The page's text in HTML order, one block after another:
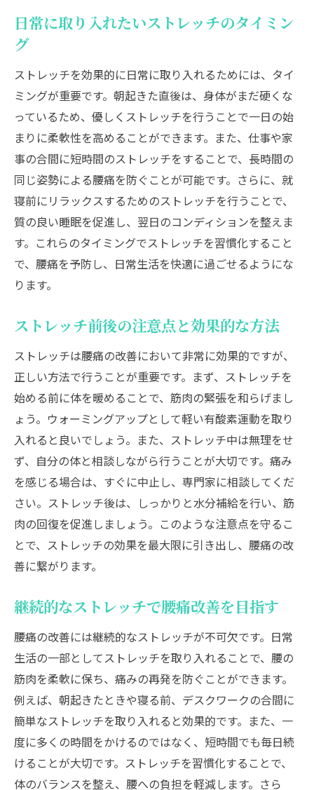
痛みを和らげるための深呼吸法
ストレッチがもたらすリラックス効果
腰痛の予兆を見逃さないためのセルフチェ
ック法
定期的にストレッチを行うメリット
腰痛予防に最適な毎日のストレッチルーチンの
作り方
ストレッチルーチンの基本的な組み立て方
朝昼晩に分けたストレッチメニュー例
週ごとに変えるストレッチプランの提案
ストレッチを習慣化するためのヒント
ストレッチパートナーを見つけて楽しく続
ける
腰痛から解放されるためのストレッチ法専門家
の推奨プラン
専門家推薦の腰痛改善ストレッチメソッド
長期間に渡る腰痛改善プランの立て方
個々の症状に合ったストレッチのアレンジ
ストレッチ後のリカバリー方法とケア
効果的なストレッチを実践するための計画
定期的なストレッチ見直しと改善の重要性
日常に取り入れたいストレッチのタイミン
グ
ストレッチを効果的に日常に取り入れるためには、タイ
ミングが重要です。朝起きた直後は、身体がまだ硬くな
っているため、優しくストレッチを行うことで一日の始
まりに柔軟性を高めることができます。また、仕事や家
事の合間に短時間のストレッチをすることで、長時間の
同じ姿勢による腰痛を防ぐことが可能です。さらに、就
寝前にリラックスするためのストレッチを行うことで、
質の良い睡眠を促進し、翌日のコンディションを整えま
す。これらのタイミングでストレッチを習慣化すること
で、腰痛を予防し、日常生活を快適に過ごせるようにな
ります。
ストレッチ前後の注意点と効果的な方法
ストレッチは腰痛の改善において非常に効果的ですが、
正しい方法で行うことが重要です。まず、ストレッチを
始める前に体を暖めることで、筋肉の緊張を和らげまし
ょう。ウォーミングアップとして軽い有酸素運動を取り
入れると良いでしょう。また、ストレッチ中は無理をせ
ず、自分の体と相談しながら行うことが大切です。痛み
を感じる場合は、すぐに中止し、専門家に相談してくだ
さい。ストレッチ後は、しっかりと水分補給を行い、筋
肉の回復を促進しましょう。このような注意点を守るこ
とで、ストレッチの効果を最大限に引き出し、腰痛の改
善に繋がります。
継続的なストレッチで腰痛改善を目指す
腰痛の改善には継続的なストレッチが不可欠です。日常
生活の一部としてストレッチを取り入れることで、腰の
筋肉を柔軟に保ち、痛みの再発を防ぐことができます。
例えば、朝起きたときや寝る前、デスクワークの合間に
簡単なストレッチを取り入れると効果的です。また、一
度に多くの時間をかけるのではなく、短時間でも毎日続
けることが大切です。ストレッチを習慣化することで、
体のバランスを整え、腰への負担を軽減します。さら